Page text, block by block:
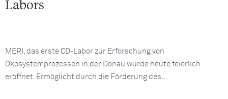
Labors
MERI, das erste CD-Labor zur Erforschung von
Ökosystemprozessen in der Donau wurde heute feierlich
eröffnet. Ermöglicht durch die Förderung des…